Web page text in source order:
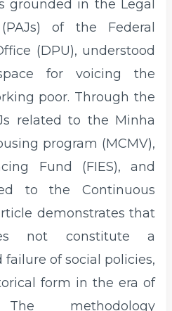
grounded in the Legal
of the Federal
(DPU), understood
for voicing the
poor. Through the
related to the Minha
program (MCMV),
Fund (FIES), and
to the Continuous
demonstrates that
not constitute a
of social policies,
form in the era of
The methodology